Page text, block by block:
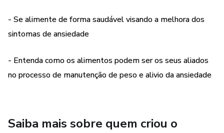
- Se alimente de forma saudável visando a melhora dos
sintomas de ansiedade
- Entenda como os alimentos podem ser os seus aliados
no processo de manutenção de peso e alivio da ansiedade
Saiba mais sobre quem criou o